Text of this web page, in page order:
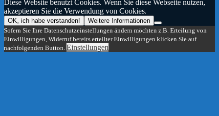
Diese Website benutzt Cookies. Wenn Sie diese Webseite nutzen,
akzeptieren Sie die Verwendung von Cookies.
OK, ich habe verstanden!
Weitere Informationen
Sofern Sie Ihre Datenschutzeinstellungen ändern möchten z.B. Erteilung von
Einwilligungen, Widerruf bereits erteilter Einwilligungen klicken Sie auf
nachfolgenden Button. Einstellungen